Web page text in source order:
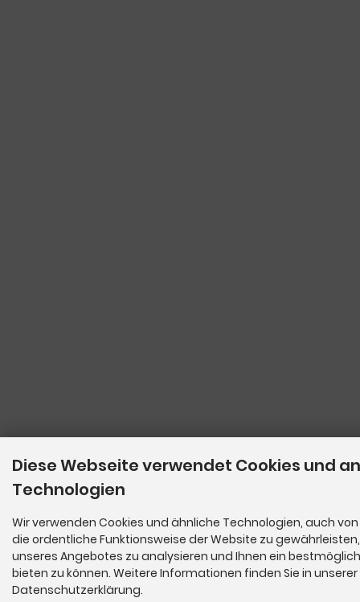
Diese Webseite verwendet Cookies und
Technologien
Wir verwenden Cookies und ähnliche Technologien, auch
die ordentliche Funktionsweise der Website zu
unseres Angebotes zu analysieren und Ihnen ein
bieten zu können. Weitere Informationen finden Sie in unserer
Datenschutzerklärung.